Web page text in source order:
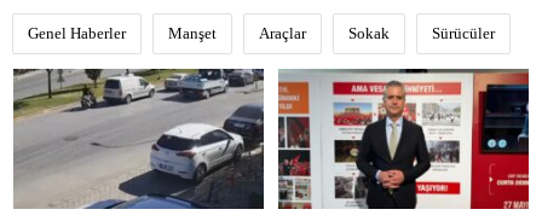
Genel Haberler Manşet Araçlar Sokak Sürücüler